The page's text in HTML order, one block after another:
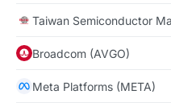
Taiwan Semiconductor
Broadcom (AVGO)
Meta Platforms (META)